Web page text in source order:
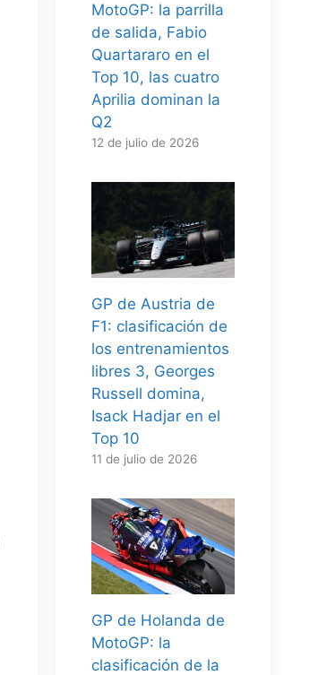
MotoGP: la parrilla
de salida, Fabio
Quartararo en el
Top 10, las cuatro
Aprilia dominan la
Q2
12 de julio de 2026
GP de Austria de
F1: clasificación de
los entrenamientos
libres 3, Georges
Russell domina,
Isack Hadjar en el
Top 10
11 de julio de 2026
GP de Holanda de
MotoGP: la
clasificación de la